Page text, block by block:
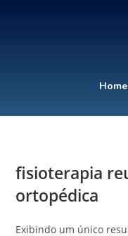
Home
fisioterapia
ortopédica
Exibindo um único